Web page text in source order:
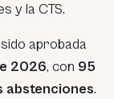
y la CTS.
aprobada
2026, con 95
abstenciones.